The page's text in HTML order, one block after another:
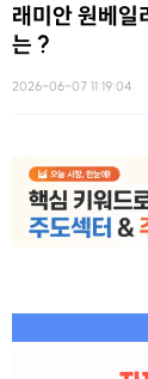
래미안 원베일
는 ?
2026-06-07 11:19:04